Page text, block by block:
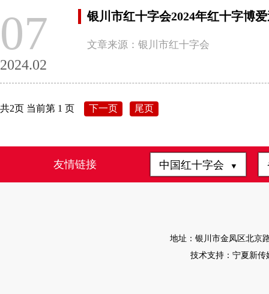
07
2024.02
银川市红十字会2024年红十字博
文章来源：银川市红十字会
共2页 当前第 1 页 下一页 尾页
友情链接 中国红十字会 ▼
地址：银川市金凤区北京
技术支持：宁夏新传